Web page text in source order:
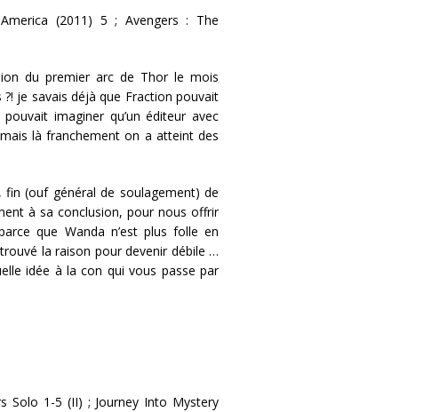
(2011) 5 ; Avengers : The
du premier arc de Thor le mois
je savais déjà que Fraction pouvait
imaginer qu’un éditeur avec
là franchement on a atteint des
(ouf général de soulagement) de
à sa conclusion, pour nous offrir
que Wanda n’est plus folle en
la raison pour devenir débile …
idée à la con qui vous passe par
Solo 1-5 (II) ; Journey Into Mystery